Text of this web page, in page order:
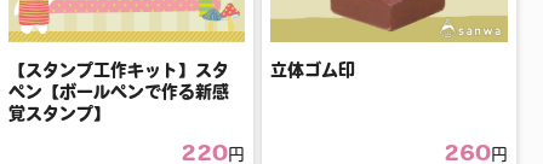
【スタンプ工作キット】スタ
ペン【ボールペンで作る新感
覚スタンプ】
220円
立体ゴム印
260円